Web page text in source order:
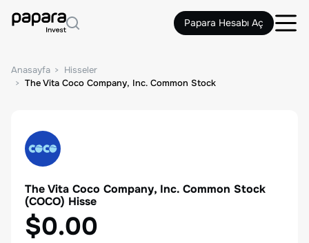
Papara Hesabı Aç
Anasayfa
Hisseler
The Vita Coco Company, Inc. Common Stock
The Vita Coco Company, Inc. Common Stock
(COCO) Hisse
$0.00